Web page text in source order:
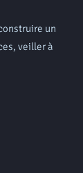
un
veiller à